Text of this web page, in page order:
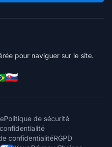
pour naviguer sur le site.
Politique de sécurité
confidentialitéRGPD